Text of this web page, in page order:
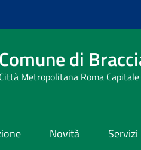
Comune di
Città Metropolitana Roma Capitale
Novità Servizi